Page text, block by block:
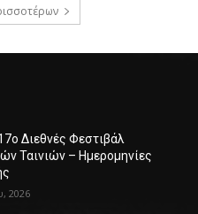
Διεθνές Φεστιβάλ
Ταινιών – Ημερομηνίες
2026